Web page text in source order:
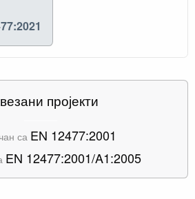
пројекти
са EN 12477:2001
EN 12477:2001/A1:2005